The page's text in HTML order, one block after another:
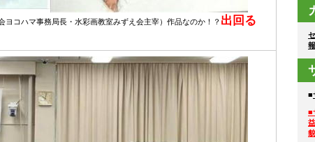
コハマ事務局長・水彩画教室みずえ会主宰）作品なのか！？ 出回る
■
■
貌